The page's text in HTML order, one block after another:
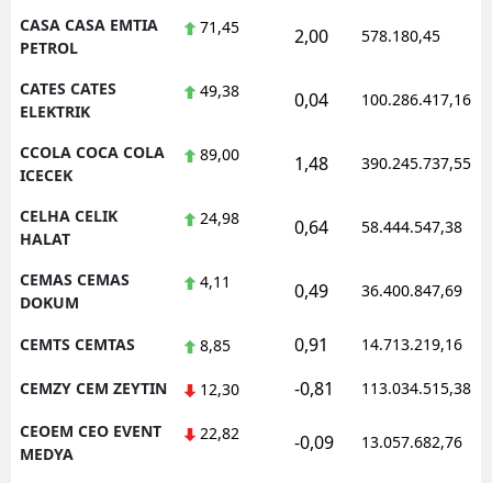
CASA CASA EMTIA
PETROL
71,45 2,00 578.180,45
CATES CATES
ELEKTRIK
49,38 0,04 100.286.417,16
CCOLA COCA COLA
ICECEK
89,00 1,48 390.245.737,55
CELHA CELIK
HALAT
24,98 0,64 58.444.547,38
CEMAS CEMAS
DOKUM
4,11 0,49 36.400.847,69
CEMTS CEMTAS 8,85 0,91 14.713.219,16
CEMZY CEM ZEYTIN 12,30 -0,81 113.034.515,38
CEOEM CEO EVENT
MEDYA
22,82 -0,09 13.057.682,76